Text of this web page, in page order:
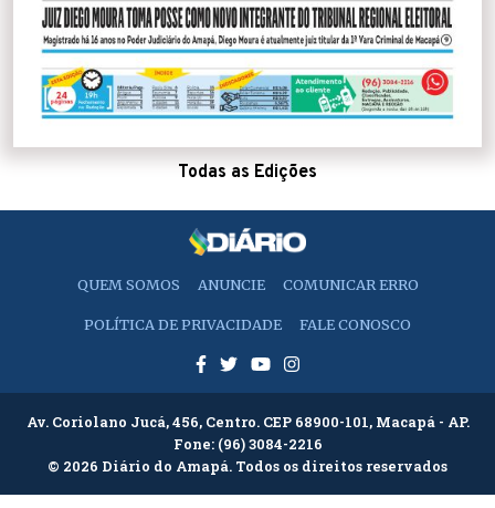
Todas as Edições
QUEM SOMOS ANUNCIE COMUNICAR ERRO
POLÍTICA DE PRIVACIDADE FALE CONOSCO
Av. Coriolano Jucá, 456, Centro. CEP 68900-101, Macapá - AP.
Fone: (96) 3084-2216
© 2026 Diário do Amapá. Todos os direitos reservados